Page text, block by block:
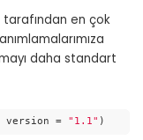
en çok
daha standart
version = "1.1" )